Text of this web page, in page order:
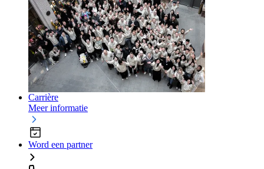
Carrière
Meer informatie
Word een partner